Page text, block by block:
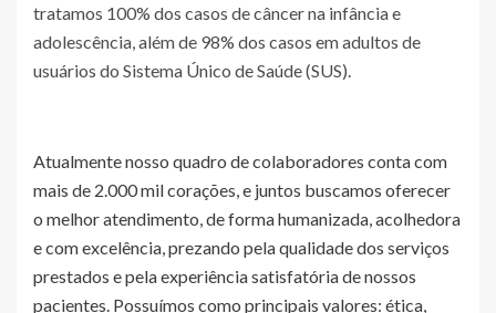
tratamos 100% dos casos de câncer na infância e
adolescência, além de 98% dos casos em adultos de
usuários do Sistema Único de Saúde (SUS).
Atualmente nosso quadro de colaboradores conta com
mais de 2.000 mil corações, e juntos buscamos oferecer
o melhor atendimento, de forma humanizada, acolhedora
e com excelência, prezando pela qualidade dos serviços
prestados e pela experiência satisfatória de nossos
pacientes. Possuímos como principais valores: ética,